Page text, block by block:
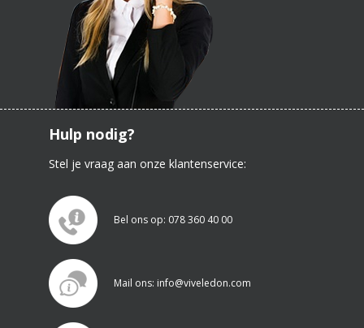
Hulp nodig?
Stel je vraag aan onze klantenservice:
Bel ons op: 078 360 40 00
Mail ons: info@viveledon.com